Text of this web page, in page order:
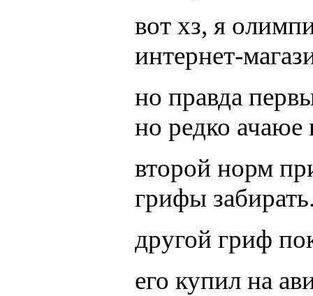
вот хз, я
интернет-
но правда
но редко
второй норм
грифы
другой гриф
его купил на